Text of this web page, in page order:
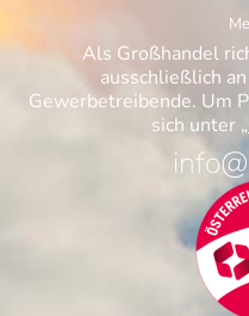
Als Großhandel
ausschließlich
Gewerbetreibende. Um
sich unter „